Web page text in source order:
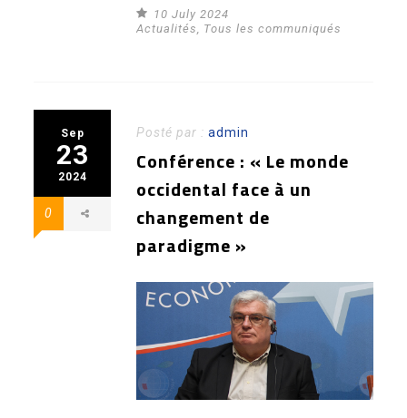
10 July 2024
Actualités, Tous les communiqués
Sep
23
2024
0
Posté par :admin
Conférence : « Le monde
occidental face à un
changement de
paradigme »